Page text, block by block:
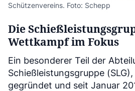
Schützenvereins. Foto: Schepp
Die
Wettkampf im Fokus
Ein besonderer Teil der
Schießleistungsgruppe
gegründet und seit Januar